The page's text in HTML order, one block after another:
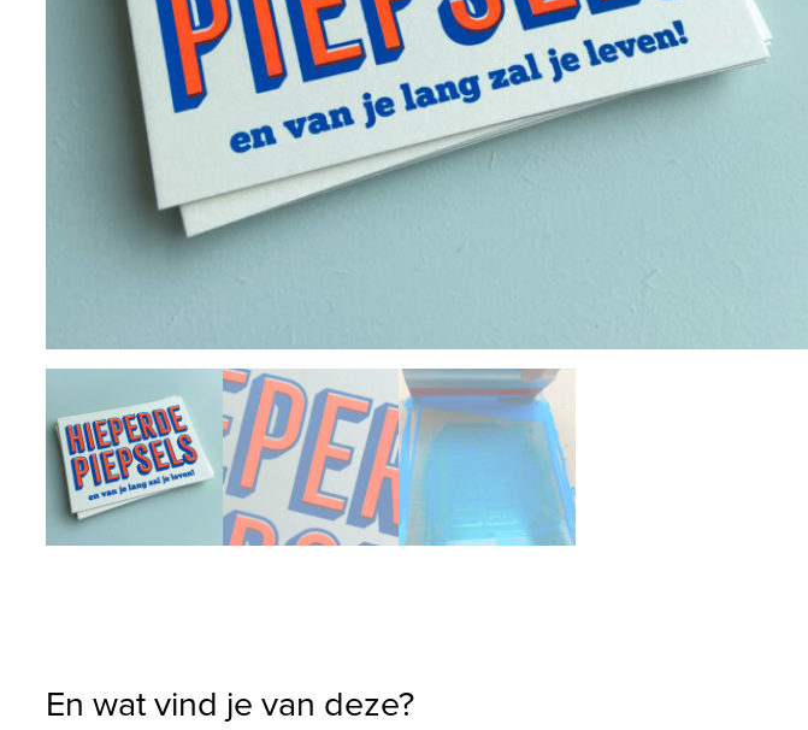
En wat vind je van deze?